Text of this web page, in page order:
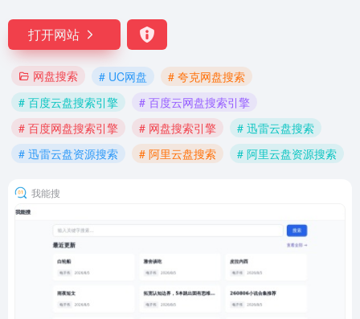
打开网站
网盘搜索 # UC网盘
# 夸克网盘搜索
# 百度云盘搜索引擎
# 百度云网盘搜索引擎
# 百度网盘搜索引擎
# 网盘搜索引擎
# 迅雷云盘搜索
# 迅雷云盘资源搜索
# 阿里云盘搜索 # 阿里云盘资源搜索
我能搜